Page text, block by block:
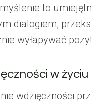
to
dialogiem,
wyłapywać
w życiu
wdzięczności